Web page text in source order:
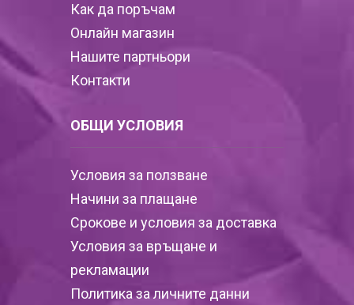
Как да поръчам
Онлайн магазин
Нашите партньори
Контакти
ОБЩИ УСЛОВИЯ
Условия за ползване
Начини за плащане
Срокове и условия за доставка
Условия за връщане и
рекламации
Политика за личните данни